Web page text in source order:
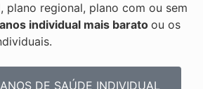
plano regional, plano com ou sem
individual mais barato ou os
DE SAÚDE INDIVIDUAL